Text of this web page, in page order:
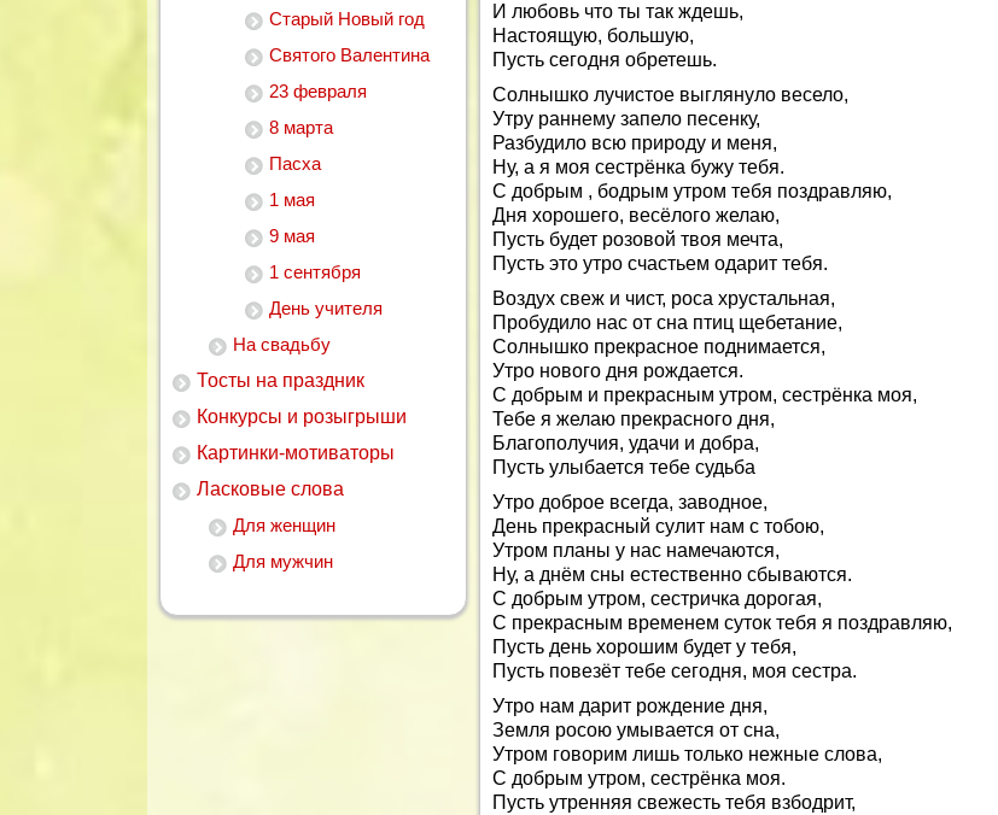
Старый Новый год
Святого Валентина
23 февраля
8 марта
Пасха
1 мая
9 мая
1 сентября
День учителя
На свадьбу
Тосты на праздник
Конкурсы и розыгрыши
Картинки-мотиваторы
Ласковые слова
Для женщин
Для мужчин
И любовь что ты так ждешь,
Настоящую, большую,
Пусть сегодня обретешь.
Солнышко лучистое выглянуло весело,
Утру раннему запело песенку,
Разбудило всю природу и меня,
Ну, а я моя сестрёнка бужу тебя.
С добрым , бодрым утром тебя поздравляю,
Дня хорошего, весёлого желаю,
Пусть будет розовой твоя мечта,
Пусть это утро счастьем одарит тебя.
Воздух свеж и чист, роса хрустальная,
Пробудило нас от сна птиц щебетание,
Солнышко прекрасное поднимается,
Утро нового дня рождается.
С добрым и прекрасным утром, сестрёнка моя,
Тебе я желаю прекрасного дня,
Благополучия, удачи и добра,
Пусть улыбается тебе судьба
Утро доброе всегда, заводное,
День прекрасный сулит нам с тобою,
Утром планы у нас намечаются,
Ну, а днём сны естественно сбываются.
С добрым утром, сестричка дорогая,
С прекрасным временем суток тебя я поздравляю,
Пусть день хорошим будет у тебя,
Пусть повезёт тебе сегодня, моя сестра.
Утро нам дарит рождение дня,
Земля росою умывается от сна,
Утром говорим лишь только нежные слова,
С добрым утром, сестрёнка моя.
Пусть утренняя свежесть тебя взбодрит,